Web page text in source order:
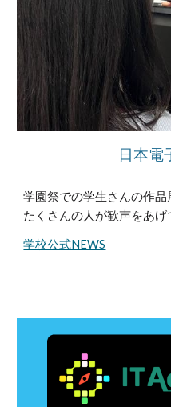
日本電
学園祭での学生さんの作品
たくさんの人が歓声をあげ
学校公式NEWS